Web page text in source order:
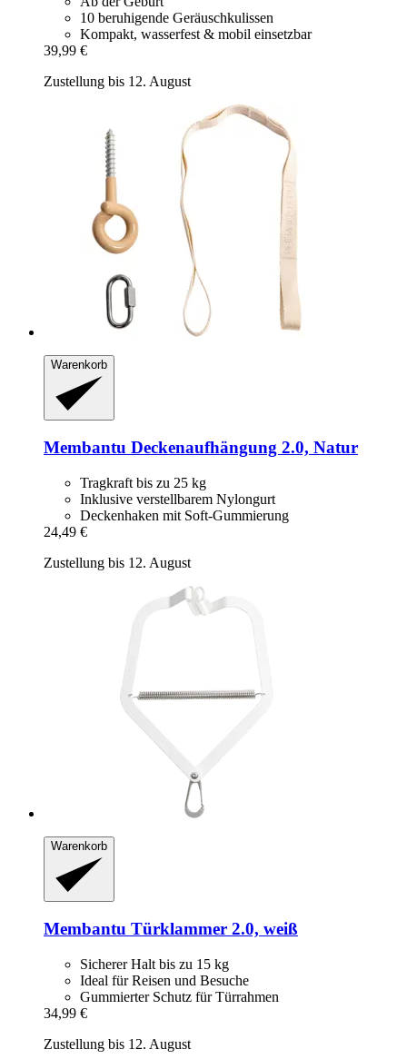
10 beruhigende Geräuschkulissen
Kompakt, wasserfest & mobil einsetzbar
39,99 €
Zustellung bis 12. August
Warenkorb
Membantu Deckenaufhängung 2.0, Natur
Tragkraft bis zu 25 kg
Inklusive verstellbarem Nylongurt
Deckenhaken mit Soft-Gummierung
24,49 €
Zustellung bis 12. August
Warenkorb
Membantu Türklammer 2.0, weiß
Sicherer Halt bis zu 15 kg
Ideal für Reisen und Besuche
Gummierter Schutz für Türrahmen
34,99 €
Zustellung bis 12. August